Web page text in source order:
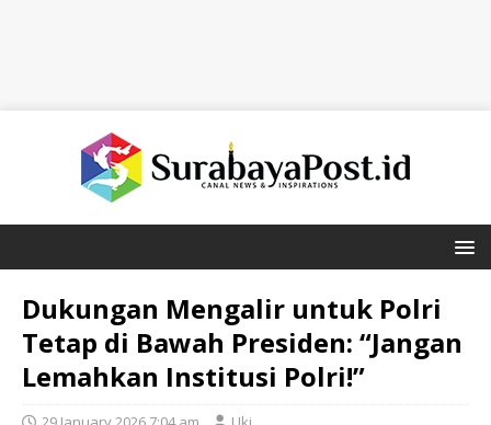
Dukungan Mengalir untuk Polri
Tetap di Bawah Presiden: “Jangan
Lemahkan Institusi Polri!”